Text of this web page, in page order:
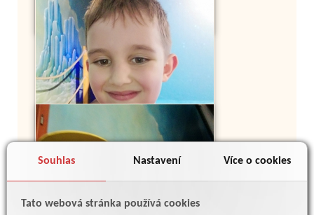
Souhlas Nastavení Více o cookies
Tato webová stránka používá cookies